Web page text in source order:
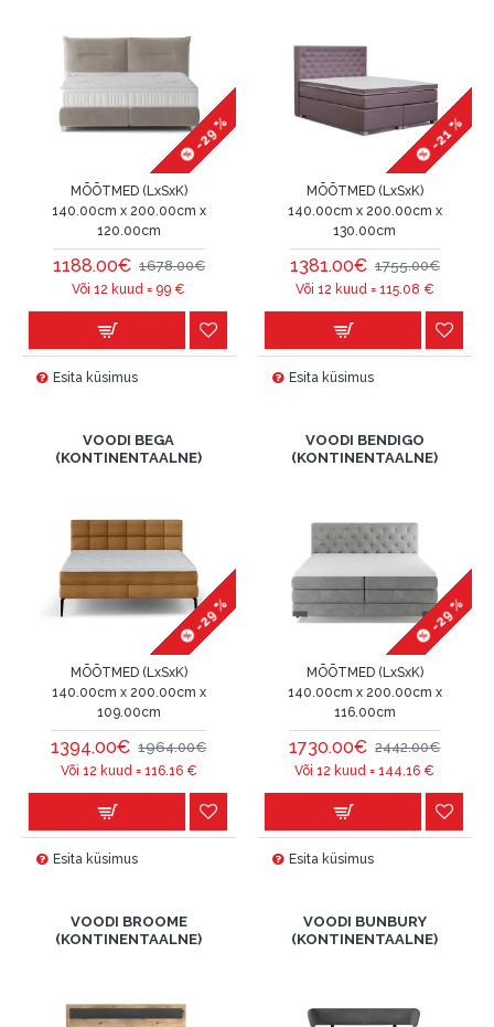
-29 %
MÕÕTMED (LxSxK)
140.00cm x 200.00cm x
120.00cm
1188.00€ 1678.00€
Või 12 kuud = 99 €
Esita küsimus
-21 %
MÕÕTMED (LxSxK)
140.00cm x 200.00cm x
130.00cm
1381.00€ 1755.00€
Või 12 kuud = 115.08 €
Esita küsimus
VOODI BEGA
(KONTINENTAALNE)
-29 %
MÕÕTMED (LxSxK)
140.00cm x 200.00cm x
109.00cm
1394.00€ 1964.00€
Või 12 kuud = 116.16€
Esita küsimus
VOODI BENDIGO
(KONTINENTAALNE)
-29 %
MÕÕTMED (LxSxK)
140.00cm x 200.00cm x
116.00cm
1730.00€ 2442.00€
Või 12 kuud =144.16 €
Esita küsimus
VOODI BROOME
(KONTINENTAALNE)
VOODI BUNBURY
(KONTINENTAALNE)